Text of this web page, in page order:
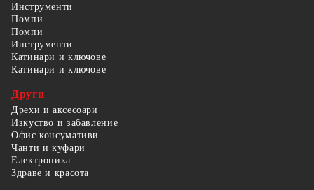
Инструменти
Помпи
Помпи
Инструменти
Катинари и ключове
Катинари и ключове
Други
Дрехи и аксесоари
Изкуство и забавление
Офис консумативи
Чанти и куфари
Електроника
Здраве и красота